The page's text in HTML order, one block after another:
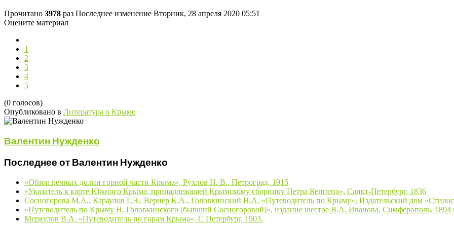
Прочитано 3978 раз Последнее изменение Вторник, 28 апреля 2020 05:51
Оцените материал
1
2
3
4
5
(0 голосов)
Опубликовано в Литература о Крыме
Валентин Нужденко
Последнее от Валентин Нужденко
«Обзор речных долин горной части Крыма», Рухлов Н. В., Петроград, 1915
«Указатель к карте Южного Крыма, принадлежащей Крымскому сборнику Петра Кеппена», Санкт-Петербург, 1836
Сосногорова М.А., Караулов Г.Э., Вернер К.А., Головкинский Н.А. «Путеводитель по Крыму», Издательский дом
«Путеводитель по Крыму Н. Головкинского (бывший Сосногоровой)», издание шестое В.А. Иванова, Симферополь, 1894
Меркулов В.А. «Путеводитель по горам Крыма», С Петербург, 1903.